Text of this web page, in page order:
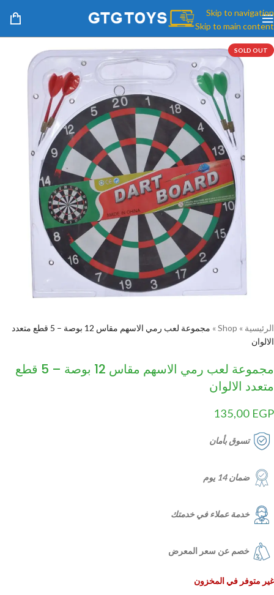
Skip to navigation
Skip to main content
SOLD OUT
الرئيسية »
Shop
»
مجموعة لعب رمي الاسهم مقاس 12 بوصة – 5 قطع متعدد
الالوان
مجموعة لعب رمي الاسهم مقاس 12 بوصة – 5 قطع
متعدد الالوان
135,00 EGP
تسوق بأمان
ضمان 14 يوم
خدمة عملاء في خدمتك
خصم عن سعر المعرض
غير متوفر في المخزون